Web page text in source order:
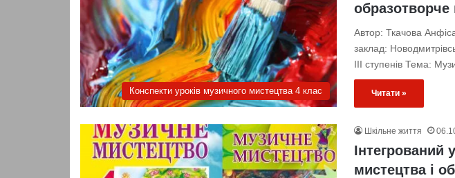
Конспекти уроків музичного мистецтва 4 клас
образотворче
Автор: Ткачова
заклад:
ІІІ ступенів Тема:
Читати »
Шкільне життя
Інтегрований
мистецтва і